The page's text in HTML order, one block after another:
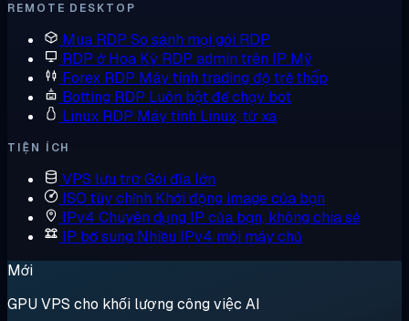
REMOTE DESKTOP
Mua RDP So sánh mọi gói RDP
RDP ở Hoa Kỳ RDP admin trên IP Mỹ
Forex RDP Máy tính trading độ trễ thấp
Botting RDP Luôn bật để chạy bot
Linux RDP Máy tính Linux, từ xa
TIỆN ÍCH
VPS lưu trữGói đĩa lớn
ISO tùy chỉnh Khởi động image của bạn
IPv4 Chuyên dụng IP của bạn, không chia sẻ
IP bổ sung Nhiều IPv4 mỗi máy chủ
Mới
GPU VPS cho khối lượng công việc AI